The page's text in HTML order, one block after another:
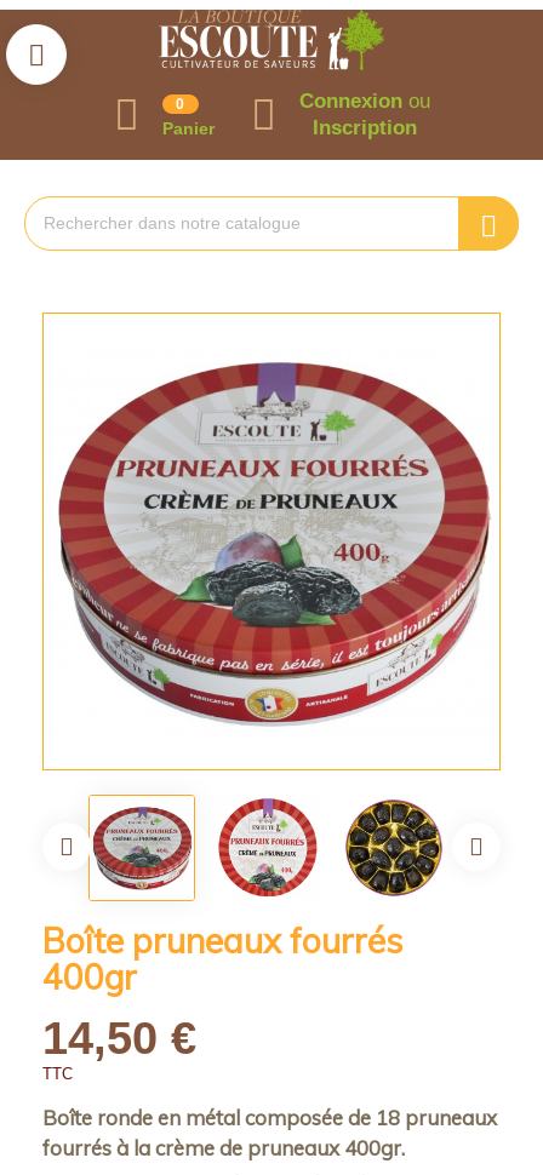
0
Panier
Connexion ou
Inscription
Boîte pruneaux fourrés
400gr
14,50 €
TTC
Boîte ronde en métal composée de 18 pruneaux
fourrés à la crème de pruneaux 400gr.